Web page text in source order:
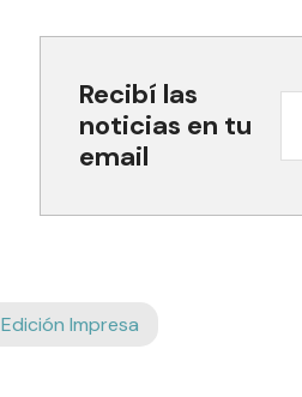
Recibí las
noticias en tu
email
Edición Impresa